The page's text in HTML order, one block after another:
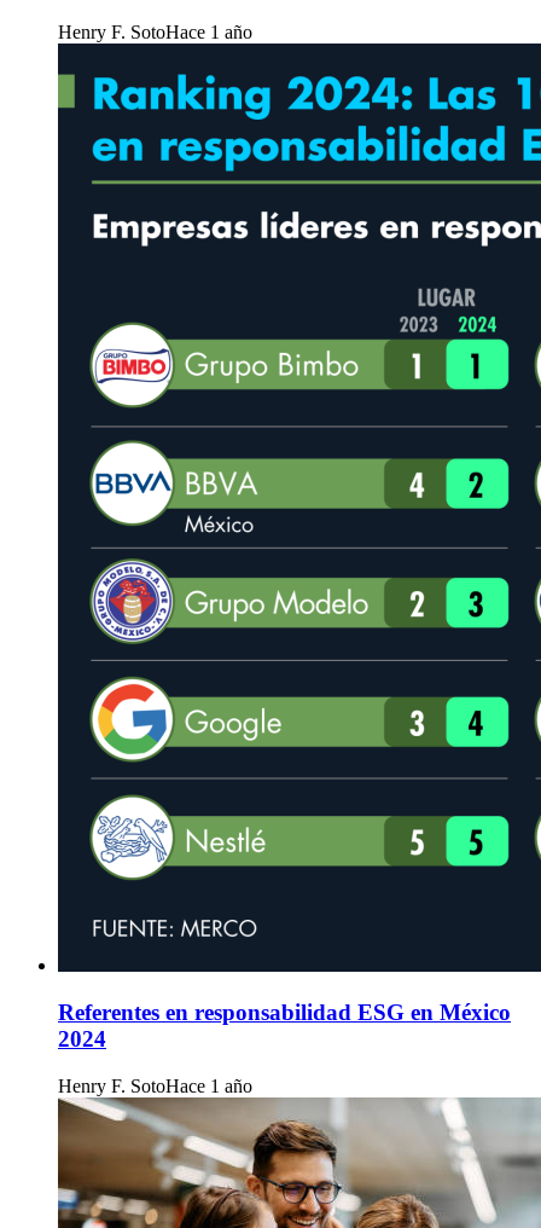
Henry F. SotoHace 1 año
Referentes en responsabilidad ESG en México
2024
Henry F. SotoHace 1 año